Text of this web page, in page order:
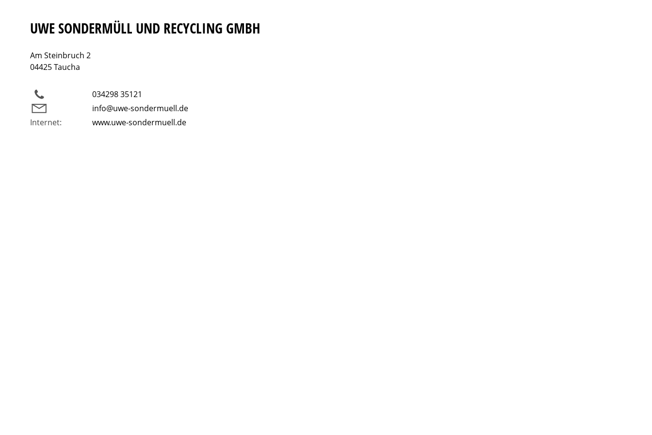
UWE SONDERMÜLL UND RECYCLING GMBH
Am Steinbruch 2
04425 Taucha
034298 35121
info@uwe-sondermuell.de
Internet:
www.uwe-sondermuell.de